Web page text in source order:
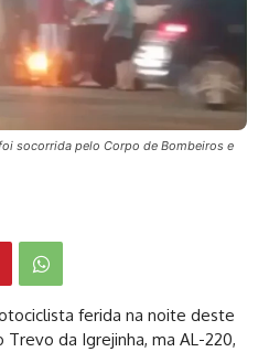
socorrida pelo Corpo de Bombeiros e
ferida na noite deste
da Igrejinha, ma AL-220,